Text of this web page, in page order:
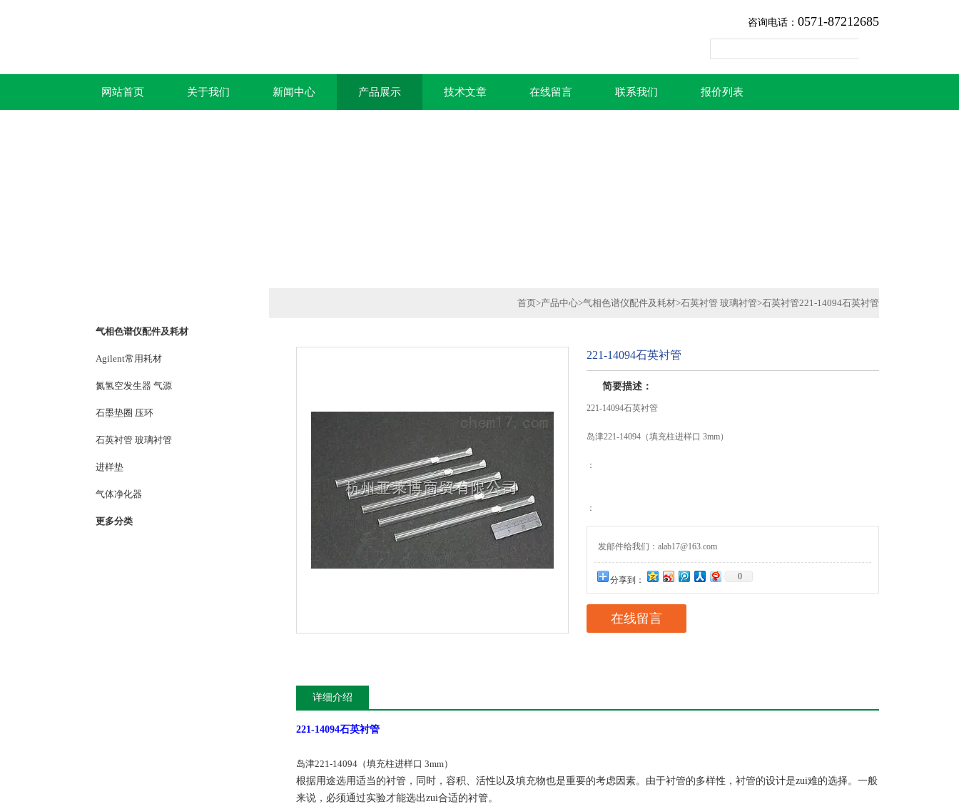
咨询电话： 0571-87212685
网站首页 关于我们 新闻中心 产品展示 技术文章 在线留言 联系我们 报价列表
气相色谱仪配件及耗材
Agilent常用耗材
氮氢空发生器 气源
石墨垫圈 压环
石英衬管 玻璃衬管
进样垫
气体净化器
更多分类
首页>产品中心>气相色谱仪配件及耗材>石英衬管 玻璃衬管>石英衬管221-14094石英衬管
221-14094石英衬管
简要描述：
221-14094石英衬管
岛津221-14094（填充柱进样口 3mm）
：
：
发邮件给我们：alab17@163.com
分享到： 0
在线留言
详细介绍
221-14094石英衬管
岛津221-14094（填充柱进样口 3mm）
根据用途选用适当的衬管，同时，容积、活性以及填充物也是重要的考虑因素。由于衬管的多样性，衬管的设计是zui难的选择。一般
来说，必须通过实验才能选出zui合适的衬管。